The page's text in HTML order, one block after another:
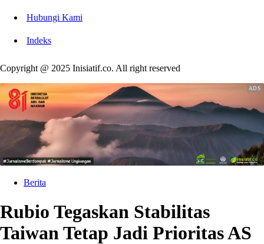
Hubungi Kami
Indeks
Copyright @ 2025 Inisiatif.co. All right reserved
Berita
Rubio Tegaskan Stabilitas
Taiwan Tetap Jadi Prioritas AS